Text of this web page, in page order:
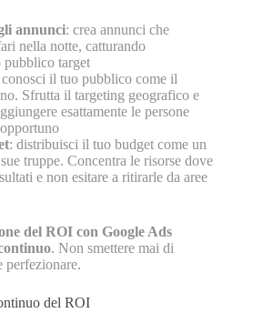
annunci: crea annunci che
nella notte, catturando
pubblico target
conosci il tuo pubblico come il
Sfrutta il targeting geografico e
esattamente le persone
: distribuisci il tuo budget come un
truppe. Concentra le risorse dove
e non esitare a ritirarle da aree
del ROI con Google Ads
. Non smettere mai di
perfezionare.
del ROI